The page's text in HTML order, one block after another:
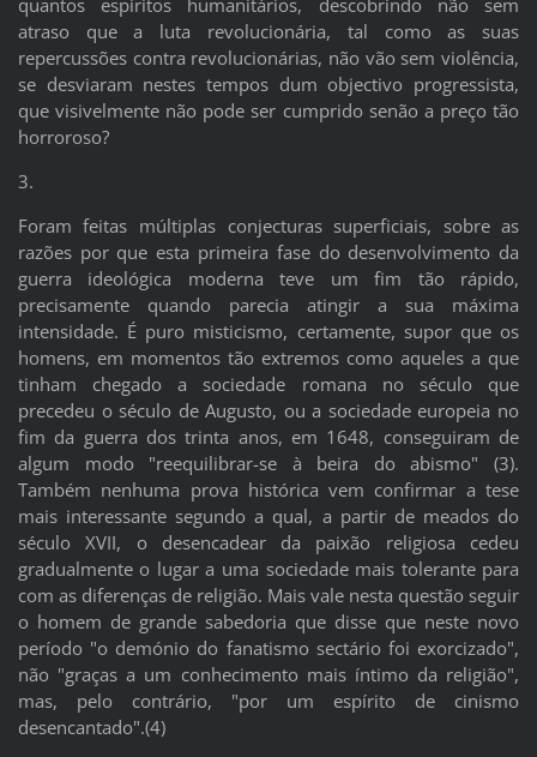
quantos espíritos humanitários, descobrindo não sem
atraso que a luta revolucionária, tal como as suas
repercussões contra revolucionárias, não vão sem violência,
se desviaram nestes tempos dum objectivo progressista,
que visivelmente não pode ser cumprido senão a preço tão
horroroso?
3.
Foram feitas múltiplas conjecturas superficiais, sobre as
razões por que esta primeira fase do desenvolvimento da
guerra ideológica moderna teve um fim tão rápido,
precisamente quando parecia atingir a sua máxima
intensidade. É puro misticismo, certamente, supor que os
homens, em momentos tão extremos como aqueles a que
tinham chegado a sociedade romana no século que
precedeu o século de Augusto, ou a sociedade europeia no
fim da guerra dos trinta anos, em 1648, conseguiram de
algum modo "reequilibrar-se à beira do abismo" (3).
Também nenhuma prova histórica vem confirmar a tese
mais interessante segundo a qual, a partir de meados do
século XVII, o desencadear da paixão religiosa cedeu
gradualmente o lugar a uma sociedade mais tolerante para
com as diferenças de religião. Mais vale nesta questão seguir
o homem de grande sabedoria que disse que neste novo
período "o demónio do fanatismo sectário foi exorcizado",
não "graças a um conhecimento mais íntimo da religião",
mas, pelo contrário, "por um espírito de cinismo
desencantado".(4)